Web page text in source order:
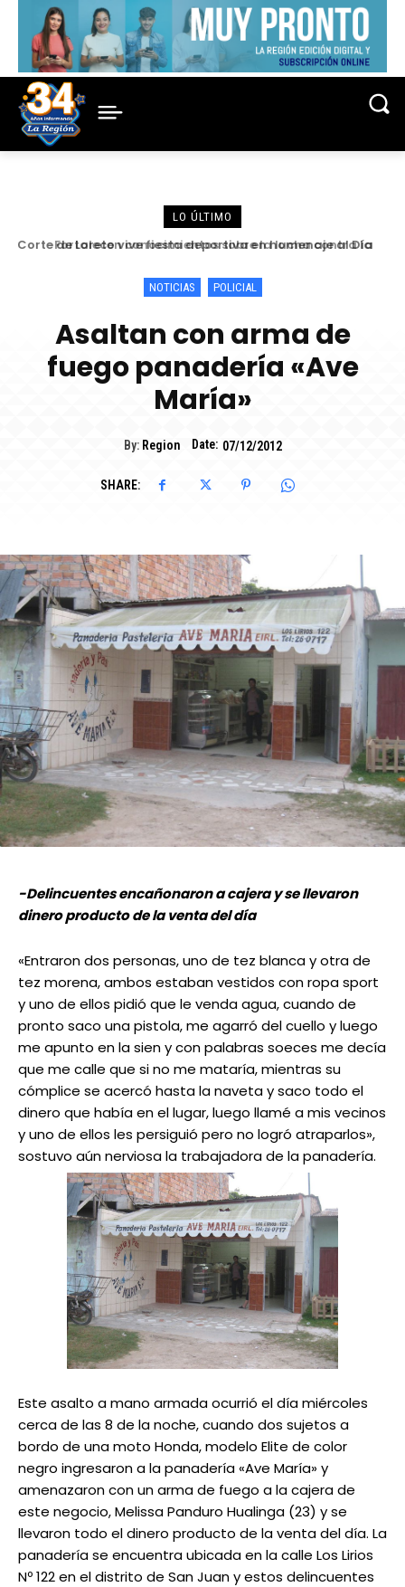
LO ÚLTIMO
Fortalecen conocimientos sobre la lucha contra la
Corte de Loreto
NOTICIAS POLICIAL
Asaltan con arma de
fuego panadería «Ave
María»
By: Region Date: 07/12/2012
SHARE:
-Delincuentes encañonaron a cajera y se llevaron
dinero producto de la venta del día
«Entraron dos personas, uno de tez blanca y otra de
tez morena, ambos estaban vestidos con ropa sport
y uno de ellos pidió que le venda agua, cuando de
pronto saco una pistola, me agarró del cuello y luego
me apunto en la sien y con palabras soeces me decía
que me calle que si no me mataría, mientras su
cómplice se acercó hasta la naveta y saco todo el
dinero que había en el lugar, luego llamé a mis vecinos
y uno de ellos les persiguió pero no logró atraparlos»,
sostuvo aún nerviosa la trabajadora de la panadería.
Este asalto a mano armada ocurrió el día miércoles
cerca de las 8 de la noche, cuando dos sujetos a
bordo de una moto Honda, modelo Elite de color
negro ingresaron a la panadería «Ave María» y
amenazaron con un arma de fuego a la cajera de
este negocio, Melissa Panduro Hualinga (23) y se
llevaron todo el dinero producto de la venta del día. La
panadería se encuentra ubicada en la calle Los Lirios
Nº 122 en el distrito de San Juan y estos delincuentes